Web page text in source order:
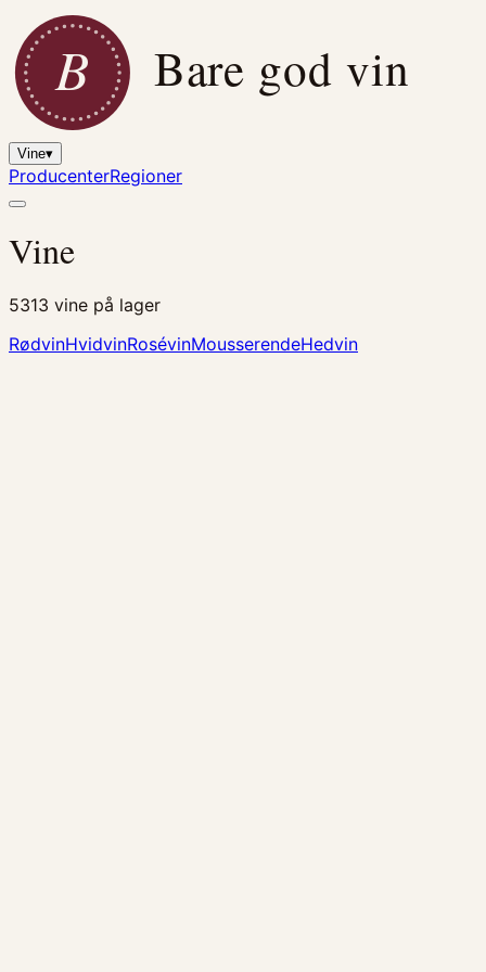
B Bare god vin
Vine▾
ProducenterRegioner
Vine
5313 vine på lager
RødvinHvidvinRosévinMousserendeHedvin